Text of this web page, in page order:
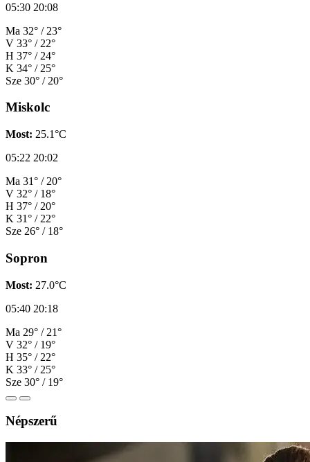
05:30 20:08
Ma 32° / 23°
V 33° / 22°
H 37° / 24°
K 34° / 25°
Sze 30° / 20°
Miskolc
Most: 25.1°C
05:22 20:02
Ma 31° / 20°
V 32° / 18°
H 37° / 20°
K 31° / 22°
Sze 26° / 18°
Sopron
Most: 27.0°C
05:40 20:18
Ma 29° / 21°
V 32° / 19°
H 35° / 22°
K 33° / 25°
Sze 30° / 19°
Népszerű